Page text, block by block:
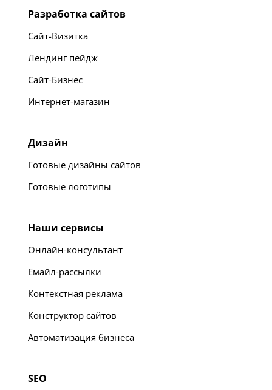
Разработка сайтов
Сайт-Визитка
Лендинг пейдж
Сайт-Бизнес
Интернет-магазин
Дизайн
Готовые дизайны сайтов
Готовые логотипы
Наши сервисы
Онлайн-консультант
Емайл-рассылки
Контекстная реклама
Конструктор сайтов
Автоматизация бизнеса
SEO